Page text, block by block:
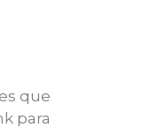
que
para